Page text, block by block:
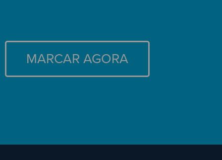
MARCAR AGORA